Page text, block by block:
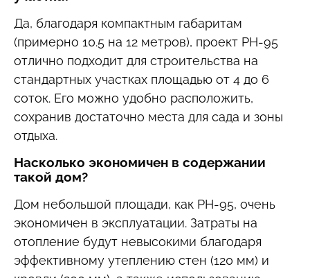
Да, благодаря компактным габаритам
(примерно 10.5 на 12 метров), проект РН-95
отлично подходит для строительства на
стандартных участках площадью от 4 до 6
соток. Его можно удобно расположить,
сохранив достаточно места для сада и зоны
отдыха.
Насколько экономичен в содержании
такой дом?
Дом небольшой площади, как РН-95, очень
экономичен в эксплуатации. Затраты на
отопление будут невысокими благодаря
эффективному утеплению стен (120 мм) и